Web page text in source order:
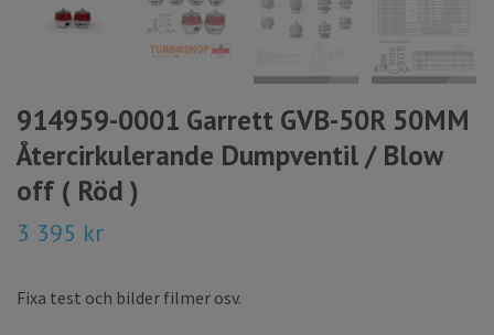
914959-0001 Garrett GVB-50R 50MM
Återcirkulerande Dumpventil / Blow
off ( Röd )
3 395 kr
Fixa test och bilder filmer osv.